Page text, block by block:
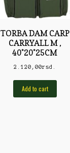
TORBA DAM CARP
CARRYALL M ,
40*20*25CM
2.120,00rsd.
Add to cart